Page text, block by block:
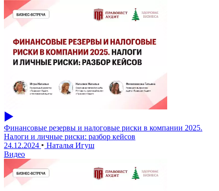
Финансовые резервы и налоговые риски в компании 2025.
Налоги и личные риски: разбор кейсов
24.12.2024
Наталья Игуш
Видео